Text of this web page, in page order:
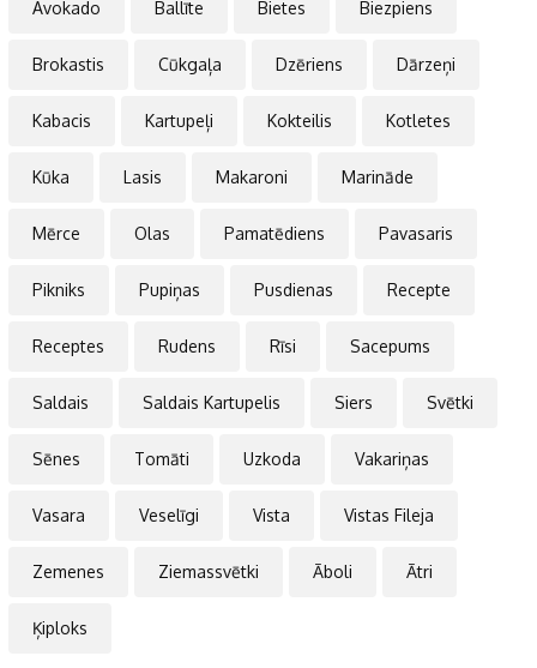
Avokado Ballīte Bietes Biezpiens
Brokastis Cūkgaļa Dzēriens Dārzeņi
Kabacis Kartupeļi Kokteilis Kotletes
Kūka Lasis Makaroni Marināde
Mērce Olas Pamatēdiens Pavasaris
Pikniks Pupiņas Pusdienas Recepte
Receptes Rudens Rīsi Sacepums
Saldais Saldais Kartupelis Siers Svētki
Sēnes Tomāti Uzkoda Vakariņas
Vasara Veselīgi Vista Vistas Fileja
Zemenes Ziemassvētki Āboli Ātri
Ķiploks